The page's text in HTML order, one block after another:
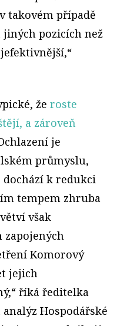
takovém případě
pozicích než
že roste
a zároveň
je
průmyslu,
k redukci
tempem zhruba
však
Komorový
jejich
říká ředitelka
Hospodářské